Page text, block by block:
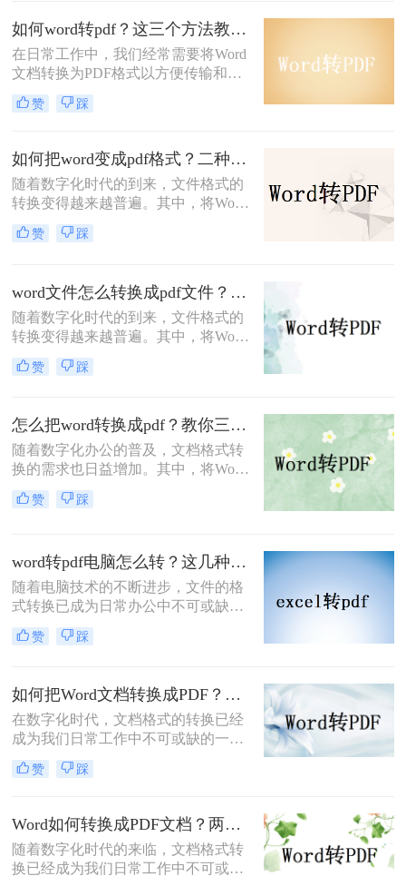
以便更好地与他人分享或保护文件内
容。那么，电脑word怎么转pdf呢？下
面将详细介绍两种方法供你参考。
如何word转pdf？这三个方法教你轻松搞定！
在日常工作中，我们经常需要将Word
文档转换为PDF格式以方便传输和共
享。PDF格式具有跨平台、可编辑、
安全性高等优点，因此被广泛应用于
word转pdf，包括方法、注意事项和常
见问题等，帮助您轻松完成转换。
赞 踩
如何把word变成pdf格式？二种方法帮你轻松转换！
随着数字化时代的到来，文件格式的
转换变得越来越普遍。其中，将Word
文档转换为PDF格式是一种常见的需
求，因为PDF文件具有跨平台、不可
何把word变成pdf格式方法。
赞 踩
word文件怎么转换成pdf文件？两种方法教会你！
随着数字化时代的到来，文件格式的
转换变得越来越普遍。其中，将Word
文件转换为PDF文件是一种常见的需
求，因为PDF文件具有跨平台、不可
word文件怎么转换成pdf文件方法。
赞 踩
怎么把word转换成pdf？教你三种实用的转PDF方法！
随着数字化办公的普及，文档格式转
换的需求也日益增加。其中，将Word
文档转换为PDF格式是一个常见的需
求。转换后的PDF文件具有良好的可
么把word转换成pdf。
赞 踩
word转pdf电脑怎么转？这几种方法值得你收藏！
随着电脑技术的不断进步，文件的格
式转换已成为日常办公中不可或缺的
一部分。其中，Word转PDF的转换需
求尤为常见。那么，word转pdf电脑怎
赞 踩
如何把Word文档转换成PDF？教你二种实用的转PDF方法！
在数字化时代，文档格式的转换已经
成为我们日常工作中不可或缺的一部
分。其中，将Word文档转换为PDF格
式的需求尤为普遍，因为PDF格式具
全性等特点。本文将详细介绍如何把
Word文档转换成PDF，帮助大家更好
地应对工作需求。
赞 踩
Word如何转换成PDF文档？两种方法轻松实现文档转换！
​随着数字化时代的来临，文档格式转
换已经成为我们日常工作中不可或缺